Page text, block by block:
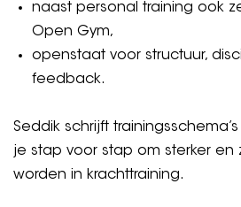
naast personal training ook
Open Gym,
openstaat voor structuur,
feedback.
Seddik schrijft
je stap voor stap om sterker en
worden in krachttraining.